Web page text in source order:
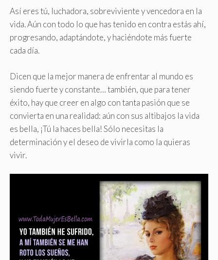
Así eres tú, luchadora, sobreviviente y vencedora en la
vida. Aún con todo lo que has tenido en contra estás ahí,
progresando, adaptándote, y haciéndote más fuerte
cada día.
Dicen que la mejor manera de enfrentar al mundo es
siendo fuerte y constante… también, que para tener
éxito, hay que creer en algo con tanta pasión que se
convierta en una realidad: aún con sus altibajos la vida
es bella, ¡Tú la haces bella! Sólo necesitas la
determinación y el deseo de vivirla como la quieras
vivir.